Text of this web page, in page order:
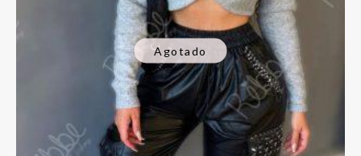
Agotado